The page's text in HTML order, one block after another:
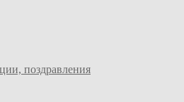
поздравления